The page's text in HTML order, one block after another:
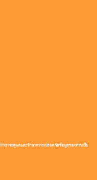
าเราจะดูแลและรักษาความปลอดภัยข้อมูลของท่านเป็น